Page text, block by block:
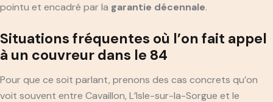
pointu et encadré par la garantie décennale.
Situations fréquentes où l’on fait appel
à un couvreur dans le 84
Pour que ce soit parlant, prenons des cas concrets qu’on
voit souvent entre Cavaillon, L’Isle-sur-la-Sorgue et le